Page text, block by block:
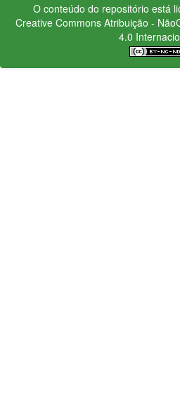
O conteúdo do repositório está
Creative CommonsAtribuição -
4.0